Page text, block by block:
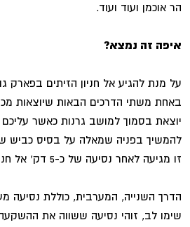
הר אוכמן ועוד ועוד.
איפה זה נמצא?
על מנת להגיע אל חניון הזיתים בפארק
יוצאת בסמוך למושב גרנות כאשר עליכם
להמשיך בפניה שמאלה על בסיס כביש
זו מגיעה לאחר נסיעה של כ-5 דק' אל חניון הזיתים המקסים.
הדרך השנייה, המערבית, כוללת נסיעה
שימו לב, זוהי נסיעה ששווה את ההשקעה